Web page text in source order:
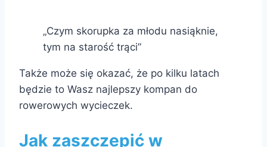
„Czym skorupka za młodu nasiąknie,
tym na starość trąci”
Także może się okazać, że po kilku latach
będzie to Wasz najlepszy kompan do
rowerowych wycieczek.
Jak zaszczepić w